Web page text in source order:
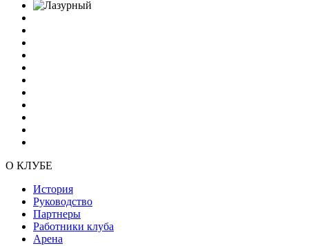
О КЛУБЕ
История
Руководство
Партнеры
Работники клуба
Арена